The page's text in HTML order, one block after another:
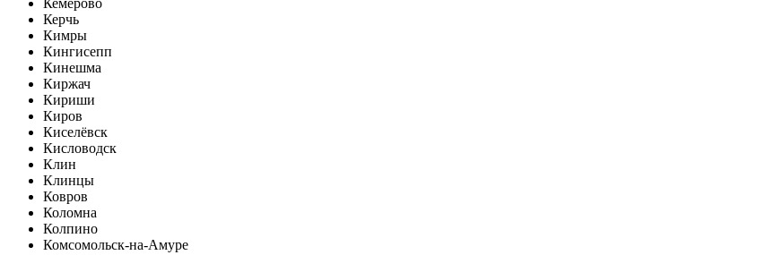
Керчь
Кимры
Кингисепп
Кинешма
Киржач
Кириши
Киров
Киселёвск
Кисловодск
Клин
Клинцы
Ковров
Коломна
Колпино
Комсомольск-на-Амуре